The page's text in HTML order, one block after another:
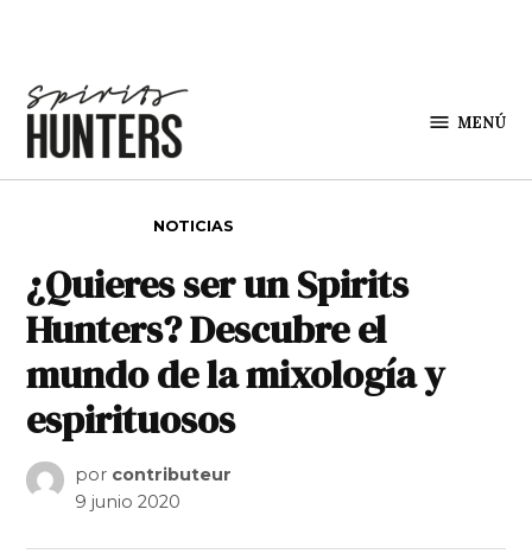
MENÚ
NOTICIAS
¿Quieres ser un Spirits
Hunters? Descubre el
mundo de la mixología y
espirituosos
por contributeur
9 junio 2020